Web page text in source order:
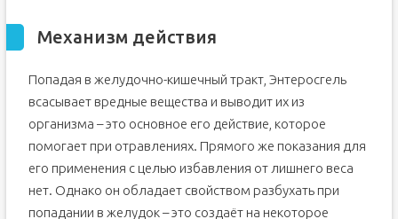
Механизм действия
Попадая в желудочно-кишечный тракт, Энтеросгель
всасывает вредные вещества и выводит их из
организма – это основное его действие, которое
помогает при отравлениях. Прямого же показания для
его применения с целью избавления от лишнего веса
нет. Однако он обладает свойством разбухать при
попадании в желудок – это создаёт на некоторое